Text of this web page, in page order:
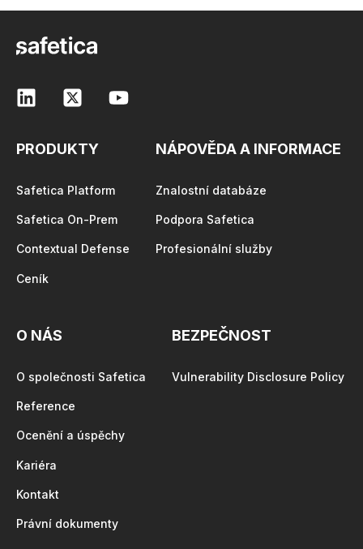
PRODUKTY
Safetica Platform
Safetica On-Prem
Contextual Defense
Ceník
NÁPOVĚDA A INFORMACE
Znalostní databáze
Podpora Safetica
Profesionální služby
O NÁS
O společnosti Safetica
Reference
Ocenění a úspěchy
Kariéra
Kontakt
Právní dokumenty
BEZPEČNOST
Vulnerability Disclosure Policy